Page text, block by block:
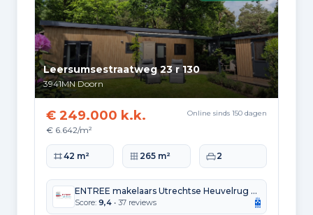
Leersumsestraatweg 23 r 130
3941MN Doorn
€ 249.000 k.k.
€ 6.642/m²
Online sinds 150 dagen
Woonoppervlakte
42 m² Perceeloppervlakte
265 m² Slaapkamers
2
ENTREE makelaars Utrechtse Heuvelrug b.v.
Score: 9,4 • 37 reviews